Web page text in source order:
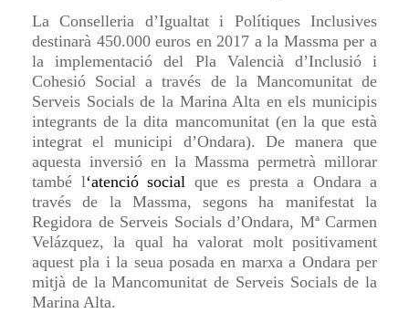
La Conselleria d’Igualtat i Polítiques Inclusives
destinarà 450.000 euros en 2017 a la Massma per a
la implementació del Pla Valencià d’Inclusió i
Cohesió Social a través de la Mancomunitat de
Serveis Socials de la Marina Alta en els municipis
integrants de la dita mancomunitat (en la que està
integrat el municipi d’Ondara). De manera que
aquesta inversió en la Massma permetrà millorar
també l‘atenció social que es presta a Ondara a
través de la Massma, segons ha manifestat la
Regidora de Serveis Socials d’Ondara, Mª Carmen
Velázquez, la qual ha valorat molt positivament
aquest pla i la seua posada en marxa a Ondara per
mitjà de la Mancomunitat de Serveis Socials de la
Marina Alta.